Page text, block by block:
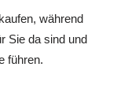
während
Sie da sind und
führen.